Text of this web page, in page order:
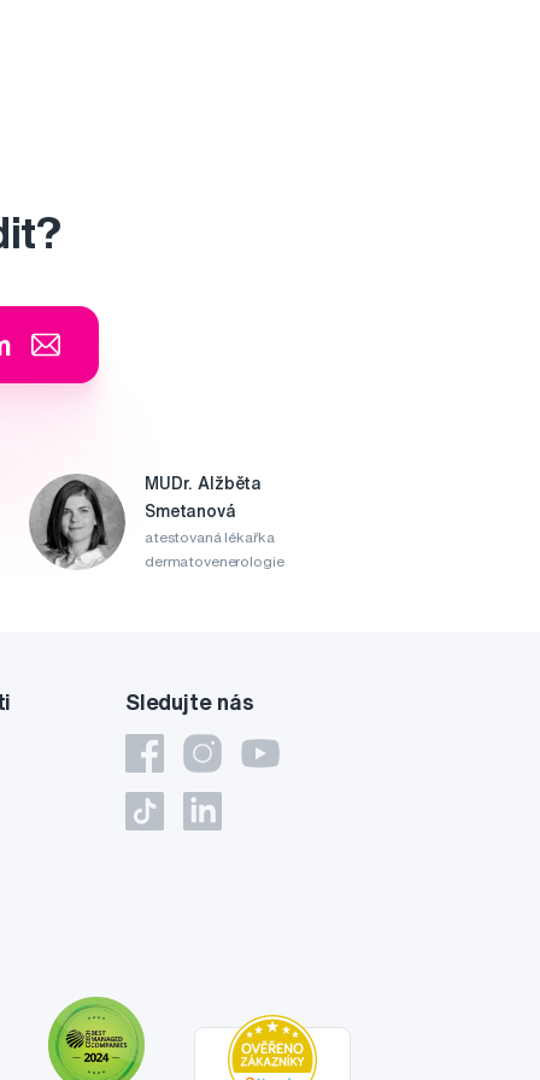
MUDr. Alžběta
Smetanová
atestovaná lékařka
dermatovenerologie
Sledujte nás